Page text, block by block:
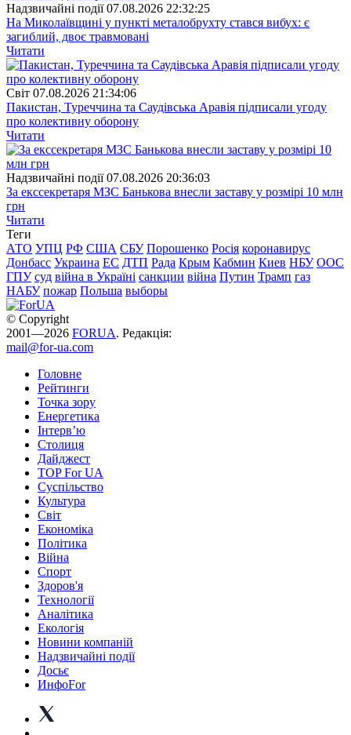
Надзвичайні події 07.08.2026 22:32:25
На Миколаївщині у пункті металобрухту стався вибух: є
загиблий, двоє травмовані
Читати
Свiт 07.08.2026 21:34:06
Пакистан, Туреччина та Саудівська Аравія підписали угоду
про колективну оборону
Читати
Надзвичайні події 07.08.2026 20:36:03
За екссекретаря МЗС Банькова внесли заставу у розмірі 10 млн
грн
Читати
Теги
АТО УПЦ РФ США СБУ Порошенко Росія коронавирус
Донбасс Украина ЕС ДТП Рада Крым Кабмин Киев НБУ ООС
ГПУ суд війна в Україні санкции війна Путин Трамп газ
НАБУ пожар Польша выборы
© Copyright
2001—2026 FORUA. Редакція:
mail@for-ua.com
Головне
Рейтинги
Точка зору
Енергетика
Інтерв’ю
Столиця
Дайджест
TOP For UA
Суспiльство
Культура
Світ
Економіка
Політика
Війна
Спорт
Здоров'я
Технології
Аналітика
Екологія
Новини компаній
Надзвичайні події
Досьє
ИнфоFor